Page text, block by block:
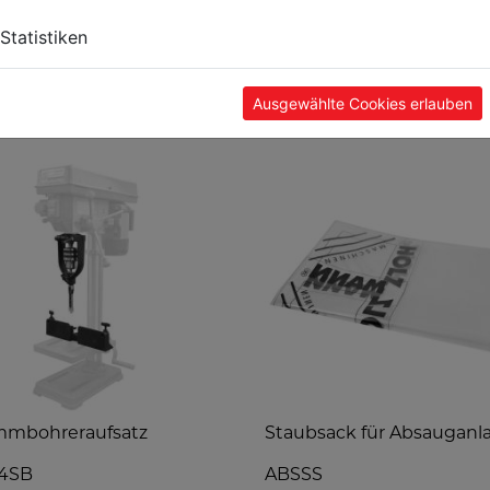
Staubsack für
ABSSS
Statistiken
Ausgewählte Cookies erlauben